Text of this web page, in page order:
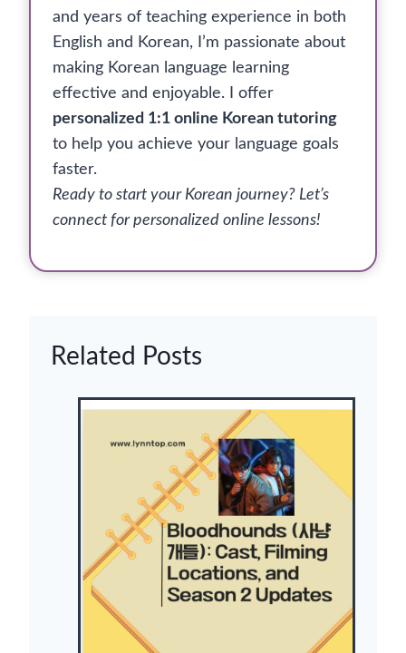
and years of teaching experience in both
English and Korean, I’m passionate about
making Korean language learning
effective and enjoyable. I offer
personalized 1:1 online Korean tutoring
to help you achieve your language goals
faster.
Ready to start your Korean journey? Let’s
connect for personalized online lessons!
Related Posts